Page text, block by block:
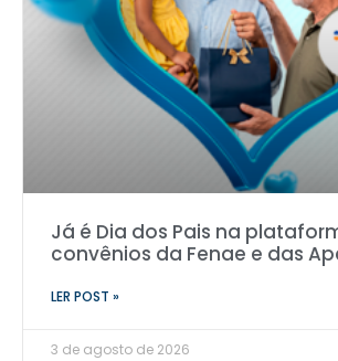
Já é Dia dos Pais na
convênios da Fenae e das
LER POST »
3 de agosto de 2026